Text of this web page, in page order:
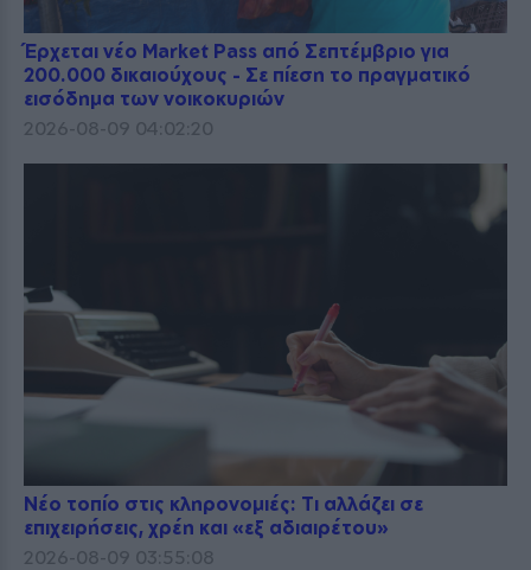
Έρχεται νέο Market Pass από Σεπτέμβριο για
200.000 δικαιούχους - Σε πίεση το πραγματικό
εισόδημα των νοικοκυριών
2026-08-09 04:02:20
Νέο τοπίο στις κληρονομιές: Τι αλλάζει σε
επιχειρήσεις, χρέη και «εξ αδιαιρέτου»
2026-08-09 03:55:08